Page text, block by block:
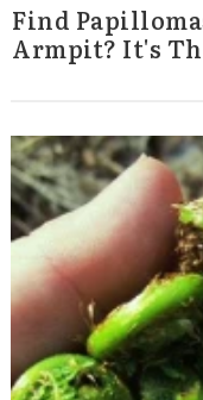
Find
Armpit? It's